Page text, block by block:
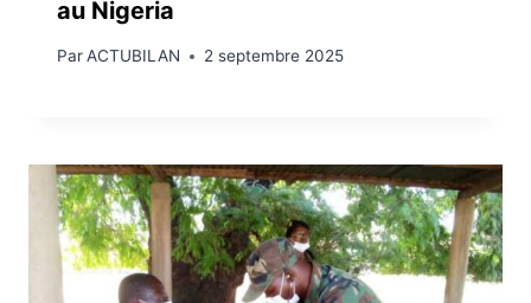
au Nigeria
ParACTUBILAN 2 septembre 2025